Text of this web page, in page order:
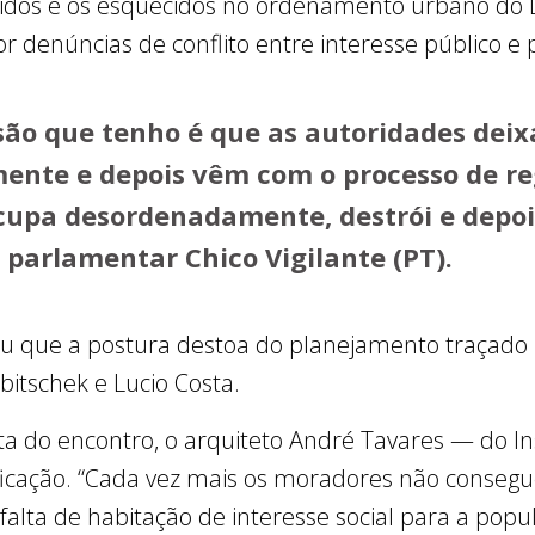
denúncias de conflito entre interesse público e
que tenho é que as autoridades
e depois vêm com o processo de
desordenadamente, destrói e
Chico Vigilante (PT).
que a postura destoa do planejamento
e Lucio Costa.
do encontro, o arquiteto André Tavares — do
“Cada vez mais os moradores não
de habitação de interesse social para a